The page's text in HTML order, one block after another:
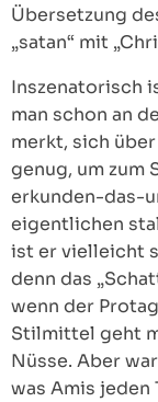
Übersetzung
„satan“ mit
Inszenatorisch
man schon an
merkt, sich
genug, um zum
erkunden-das-
eigentlichen
ist er vielleicht
denn das
wenn der
Stilmittel geht
Nüsse. Aber
was Amis jeden